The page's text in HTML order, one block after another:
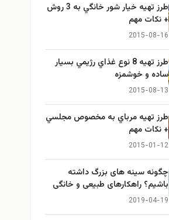
طرز تهيه خیار شور خانگي به 3 روش
+ نكات مهم
2015-08-16
طرز تهيه 8 نوع غذاي رژيمي بسيار
ساده و خوشمزه
2015-08-13
طرز تهيه مرباي به مخصوص مجلسي
+ نكات مهم
2015-01-12
چگونه سینه های بزرگ داشته
باشیم؟ راهکارهای طبیعی و خانگی
برای بزرگ کردن سینه
2019-04-19